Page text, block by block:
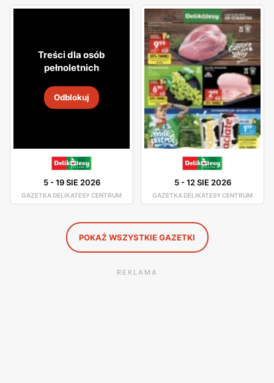
uśmiech z twarzy, dzięki czemu w sklepie panuje miła
atmosfera. Asortyment sklepu jest dobrze rozmieszczony,
toteż nie będziesz miał problemu z odszukaniem
potrzebnego dla Ciebie produktu.
W asortymencie dostępne są artykuły spożywcze oraz
chemia gospodarcza od pewnych producentów, którzy
gwarantują Ci dobrą jakość swoich produktów. Świeże
chrupiące pieczywo, smaczne owoce i warzywa, wyborne
mięsa oraz ryby - to wszystko znajdziesz w Delikatesach
Centrum. Duża ilość tych sklepów sprawia, że nawet nie
musisz wsiadać w samochód, by pójść na zakupy, gdyż
jest ogromne prawdopodobieństwo, że sklep Delikatesy
Centrum znajduje się w niedalekiej odległości od Ciebie.
Treści dla osób
pełnoletnich
Odblokuj
5-19 SIE 2026
GAZETKA DELIKATESY CENTRUM
5-12 SIE 2026
GAZETKA DELIKATESY CENTRUM
POKAŻ WSZYSTKIE GAZETKI
REKLAMA